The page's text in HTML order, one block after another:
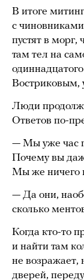
В итоге
с
пустят в морг,
там тел на
Востриковым,
Люди
Ответов по-
— Мы уже час
Почему вы
Мы же ничего
— Да они,
сколько
Когда кто-то
и найти там
не возражает,
дверей,